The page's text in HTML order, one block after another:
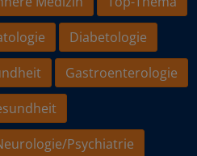
Diabetologie
Gastroenterologie
Psychiatrie